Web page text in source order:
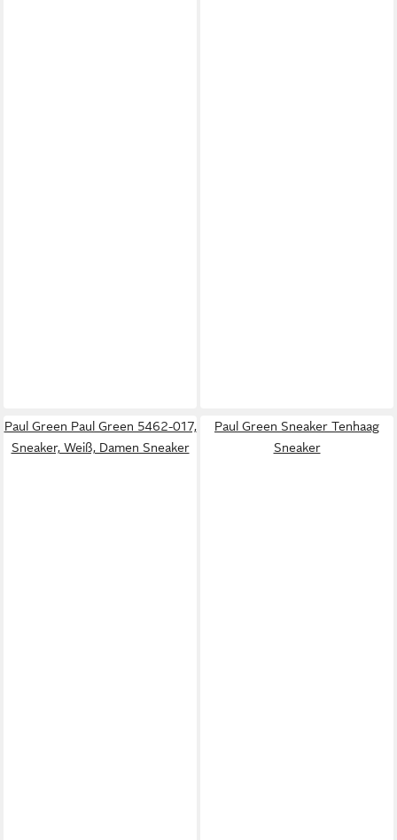
Paul Green Paul Green 5462-017,
Sneaker, Weiß, Damen Sneaker
Paul Green Sneaker Tenhaag
Sneaker